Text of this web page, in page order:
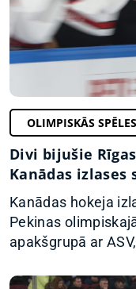
OLIMPISKĀS SPĒLES
Divi bijušie
Kanādas izlases
Kanādas hokeja
Pekinas
apakšgrupā ar